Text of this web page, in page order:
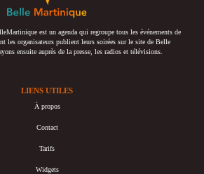
est un agenda qui regroupe tous les événements de
les organisateurs publient leurs soirées sur le site de Belle
ensuite auprès de la presse, les radios et télévisions.
LIENS UTILES
À propos
Contact
Tarifs
Widgets